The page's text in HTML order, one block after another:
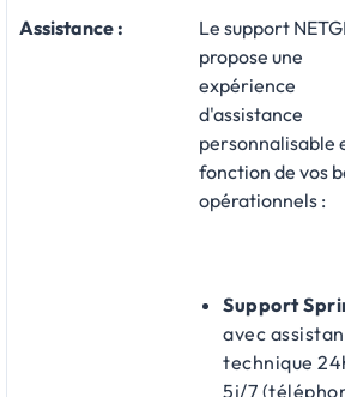
Assistance :
Le support
propose une
expérience
d'assistance
personnalisable
fonction de vos
opérationnels :​
Support
avec
technique
5j/7